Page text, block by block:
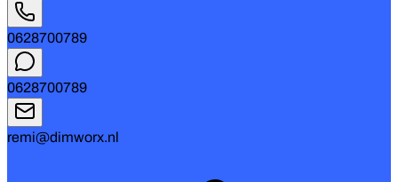
0628700789
0628700789
remi@dimworx.nl